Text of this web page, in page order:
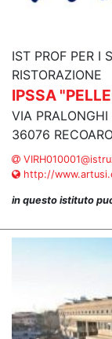
IST PROF PER I
RISTORAZIONE
IPSSA
VIA PRALONGHI
36076
http://
in questo istituto